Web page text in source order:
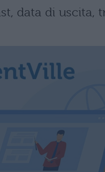
data di uscita,